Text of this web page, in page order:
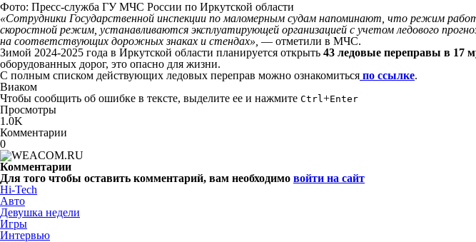
Фото: Пресс-служба ГУ МЧС России по Иркутской области
«Сотрудники Государственной инспекции по маломерным судам напоминают, что режим
скоростной режим, устанавливаются эксплуатирующей организацией с учетом ледового
на соответствующих дорожных знаках и стендах», — отметили в МЧС.
Зимой 2024-2025 года в Иркутской области планируется открыть 43 ледовые переправы в 17
оборудованных дорог, это опасно для жизни.
С полным списком действующих ледовых переправ можно ознакомиться по ссылке.
Виаком
Чтобы сообщить об ошибке в тексте, выделите ее и нажмите Ctrl+Enter
Просмотры
1.0K
Комментарии
0
Комментарии
Для того чтобы оставить комментарий, вам необходимо войти на сайт
Hi-Tech
Авто
Девушка недели
Игры
Интервью